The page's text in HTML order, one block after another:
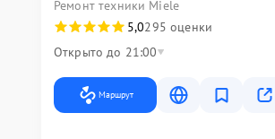
Ремонт техники Miele
5,0295 оценки
Открыто до 21:00
Маршрут